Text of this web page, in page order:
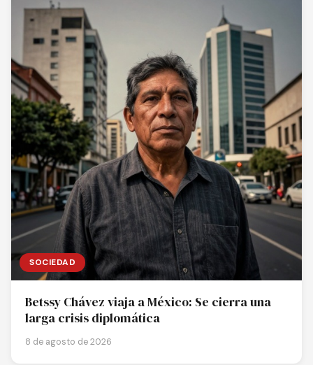
SOCIEDAD
Betssy Chávez viaja a México: Se cierra una
larga crisis diplomática
8 de agosto de 2026